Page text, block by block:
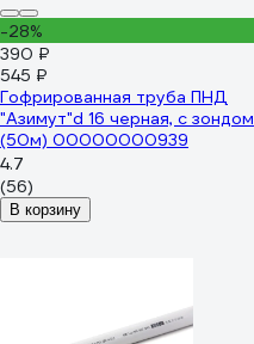
-28%
390 ₽
545 ₽
Гофрированная труба ПНД
"Азимут"d 16 черная, с зондом
(50м) 00000000939
4.7
(56)
В корзину